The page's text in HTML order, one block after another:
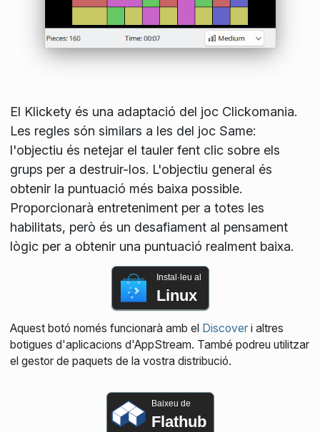
El Klickety és una adaptació del joc Clickomania.
Les regles són similars a les del joc Same:
l'objectiu és netejar el tauler fent clic sobre els
grups per a destruir-los. L'objectiu general és
obtenir la puntuació més baixa possible.
Proporcionarà entreteniment per a totes les
habilitats, però és un desafiament al pensament
lògic per a obtenir una puntuació realment baixa.
Instal·leu al
Linux
Aquest botó només funcionarà amb el Discoveri altres
botigues d'aplicacions d'AppStream. També podreu utilitzar
el gestor de paquets de la vostra distribució.
Baixeu de
Flathub